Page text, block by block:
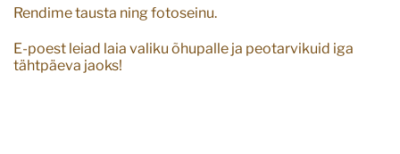
Rendime tausta ning fotoseinu.
E-poest leiad laia valiku õhupalle ja peotarvikuid iga
tähtpäeva jaoks!